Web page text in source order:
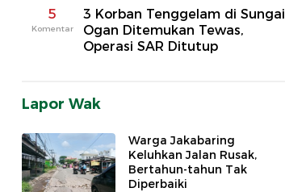
5
Komentar
3 Korban Tenggelam di Sungai
Ogan Ditemukan Tewas,
Operasi SAR Ditutup
Lapor Wak
Warga Jakabaring
Keluhkan Jalan Rusak,
Bertahun-tahun Tak
Diperbaiki